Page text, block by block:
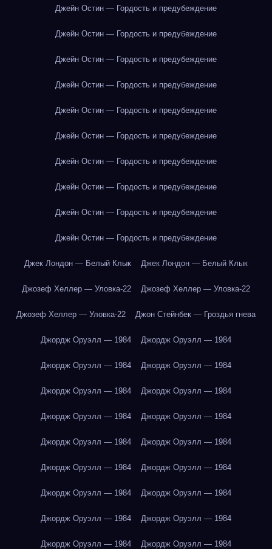
Джейн Остин — Гордость и предубеждение
Джейн Остин — Гордость и предубеждение
Джейн Остин — Гордость и предубеждение
Джейн Остин — Гордость и предубеждение
Джейн Остин — Гордость и предубеждение
Джейн Остин — Гордость и предубеждение
Джейн Остин — Гордость и предубеждение
Джейн Остин — Гордость и предубеждение
Джейн Остин — Гордость и предубеждение
Джейн Остин — Гордость и предубеждение
Джек Лондон — Белый Клык Джек Лондон — Белый Клык
Джозеф Хеллер — Уловка-22 Джозеф Хеллер — Уловка-22
Джозеф Хеллер — Уловка-22 Джон Стейнбек — Гроздья гнева
Джордж Оруэлл — 1984 Джордж Оруэлл — 1984
Джордж Оруэлл — 1984 Джордж Оруэлл — 1984
Джордж Оруэлл — 1984 Джордж Оруэлл — 1984
Джордж Оруэлл — 1984 Джордж Оруэлл — 1984
Джордж Оруэлл — 1984 Джордж Оруэлл — 1984
Джордж Оруэлл — 1984 Джордж Оруэлл — 1984
Джордж Оруэлл — 1984 Джордж Оруэлл — 1984
Джордж Оруэлл — 1984 Джордж Оруэлл — 1984
Джордж Оруэлл — 1984 Джордж Оруэлл — 1984